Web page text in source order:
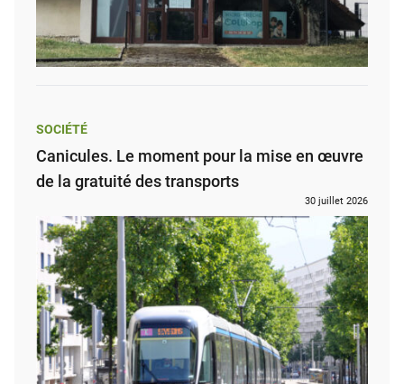
SOCIÉTÉ
Canicules. Le moment pour la mise en œuvre
de la gratuité des transports
30 juillet 2026